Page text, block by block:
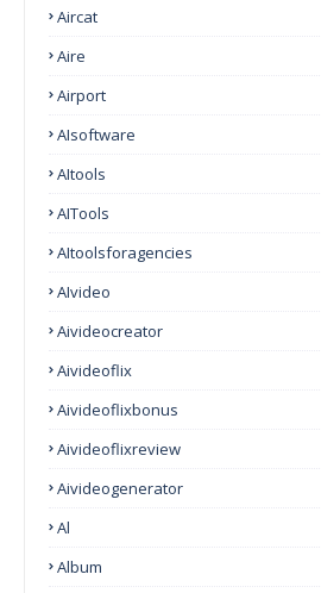
Aircat
Aire
Airport
AIsoftware
AItools
AITools
AItoolsforagencies
AIvideo
Aivideocreator
Aivideoflix
Aivideoflixbonus
Aivideoflixreview
Aivideogenerator
Al
Album